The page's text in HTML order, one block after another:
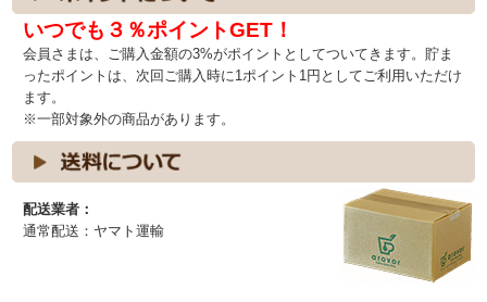
いつでも３％ポイントGET！
会員さまは、ご購入金額の3%がポイントとしてついてきます。貯ま
ったポイントは、次回ご購入時に1ポイント1円としてご利用いただけ
ます。
※一部対象外の商品があります。
配送業者：
通常配送：ヤマト運輸